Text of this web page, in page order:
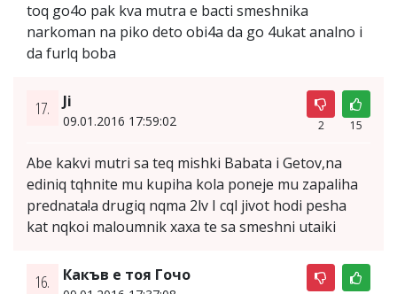
toq go4o pak kva mutra e bacti smeshnika
narkoman na piko deto obi4a da go 4ukat analno i
da furlq boba
17. Ji
09.01.2016 17:59:02 2 15
Abe kakvi mutri sa teq mishki Babata i Getov,na
ediniq tqhnite mu kupiha kola poneje mu zapaliha
prednata!a drugiq nqma 2lv I cql jivot hodi pesha
kat nqkoi maloumnik xaxa te sa smeshni utaiki
16. Какъв е тоя Гочо